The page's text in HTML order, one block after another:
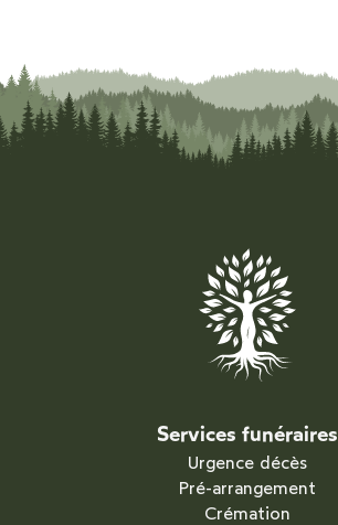
Services funéraires
Urgence décès
Pré-arrangement
Crémation